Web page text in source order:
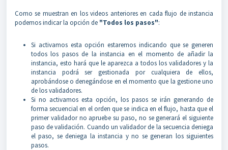
Como se muestran en los videos anteriores en cada flujo de instancia
podemos indicar la opción de "Todos los pasos":
Si activamos esta opción estaremos indicando que se generen
todos los pasos de la instancia en el momento de añadir la
instancia, esto hará que le aparezca a todos los validadores y la
instancia podrá ser gestionada por cualquiera de ellos,
aprobándose o denegándose en el momento que la gestione uno
de los validadores.
Si no activamos esta opción, los pasos se irán generando de
forma secuencial en el orden que se indica en el flujo, hasta que el
primer validador no apruebe su paso, no se generará el siguiente
paso de validación. Cuando un validador de la secuencia deniega
el paso, se deniega la instancia y no se generan los siguientes
pasos.